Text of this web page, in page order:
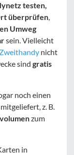
testen,
überprüfen,
Umweg
sein. Vielleicht
Zweithandy nicht
sind gratis
noch einen
z. B.
zum
in